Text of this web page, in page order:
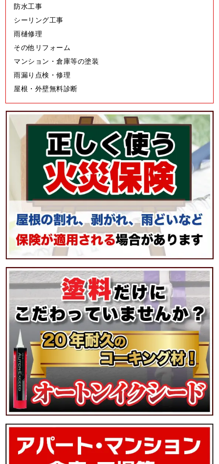
防水工事
シーリング工事
雨樋修理
その他リフォーム
マンション・倉庫等の塗装
雨漏り点検・修理
屋根・外壁無料診断